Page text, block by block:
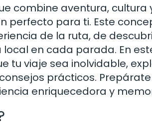
combine aventura, cultura
perfecto para ti. Este
de la ruta, de
en cada parada. En
tu viaje sea inolvidable,
prácticos.
enriquecedora y